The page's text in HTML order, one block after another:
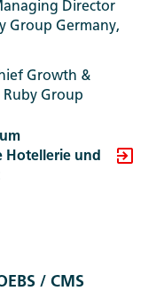
Director
Group Germany,
Growth &
Group
Hotellerie und
/ CMS